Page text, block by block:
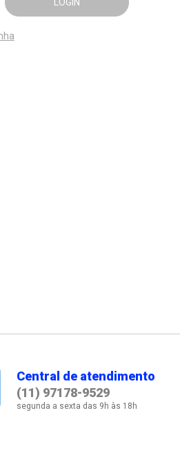
Central de atendimento
(11) 97178-9529
segunda a sexta das 9h às 18h